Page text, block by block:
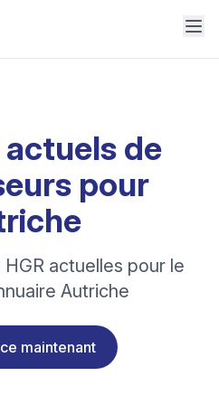
de
pour
actuelles pour le
Autriche
maintenant